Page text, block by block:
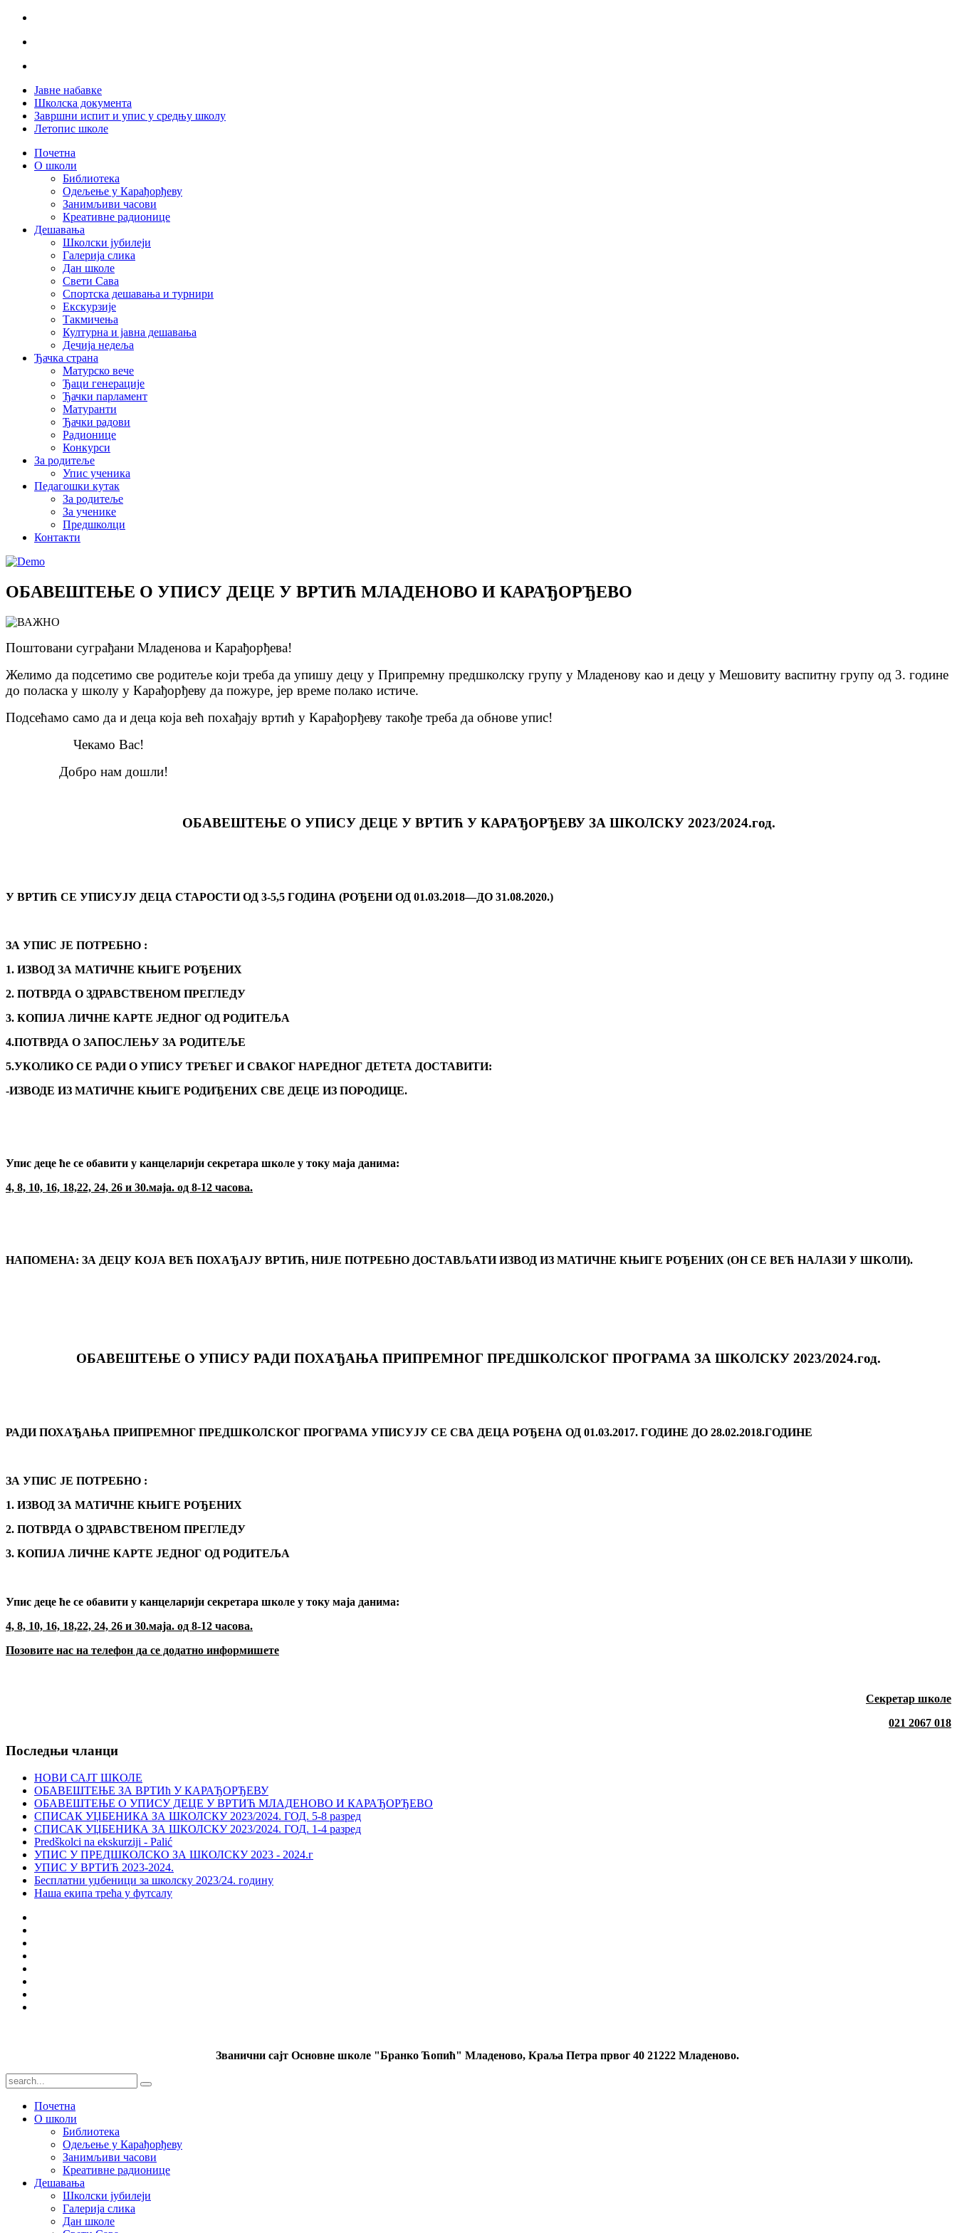
Јавне набавке
Школска документа
Завршни испит и упис у средњу школу
Летопис школе
Почетна
О школи
Библиотека
Одељење у Карађорђеву
Занимљиви часови
Креативне радионице
Дешавања
Школски јубилеји
Галерија слика
Дан школе
Свети Сава
Спортска дешавања и турнири
Екскурзије
Такмичења
Културна и јавна дешавања
Дечија недеља
Ђачка страна
Матурско вече
Ђаци генерације
Ђачки парламент
Матуранти
Ђачки радови
Радионице
Конкурси
За родитеље
Упис ученика
Педагошки кутак
За родитеље
За ученике
Предшколци
Контакти
ОБАВЕШТЕЊЕ О УПИСУ ДЕЦЕ У ВРТИЋ МЛАДЕНОВО И КАРАЂОРЂЕВО
Поштовани суграђани Младенова и Карађорђева!
Желимо да подсетимо све родитеље који треба да упишу децу у Припремну предшколску групу у Младенову као и децу у Мешовиту васпитну групу од 3. године
до поласка у школу у Карађорђеву да пожуре, јер време полако истиче.
Подсећамо само да и деца која већ похађају вртић у Карађорђеву такође треба да обнове упис!
Чекамо Вас!
Добро нам дошли!
ОБАВЕШТЕЊЕ О УПИСУ ДЕЦЕ У ВРТИЋ У КАРАЂОРЂЕВУ ЗА ШКОЛСКУ 2023/2024.год.
У ВРТИЋ СЕ УПИСУЈУ ДЕЦА СТАРОСТИ ОД 3-5,5 ГОДИНА (РОЂЕНИ ОД 01.03.2018—ДО 31.08.2020.)
ЗА УПИС ЈЕ ПОТРЕБНО :
1. ИЗВОД ЗА МАТИЧНЕ КЊИГЕ РОЂЕНИХ
2. ПОТВРДА О ЗДРАВСТВЕНОМ ПРЕГЛЕДУ
3. КОПИЈА ЛИЧНЕ КАРТЕ ЈЕДНОГ ОД РОДИТЕЉА
4.ПОТВРДА О ЗАПОСЛЕЊУ ЗА РОДИТЕЉЕ
5.УКОЛИКО СЕ РАДИ О УПИСУ ТРЕЋЕГ И СВАКОГ НАРЕДНОГ ДЕТЕТА ДОСТАВИТИ:
-ИЗВОДЕ ИЗ МАТИЧНЕ КЊИГЕ РОДИЂЕНИХ СВЕ ДЕЦЕ ИЗ ПОРОДИЦЕ.
Упис деце ће се обавити у канцеларији секретара школе у току маја данима:
4, 8, 10, 16, 18,22, 24, 26 и 30.маја. од 8-12 часова.
НАПОМЕНА: ЗА ДЕЦУ КОЈА ВЕЋ ПОХАЂАЈУ ВРТИЋ, НИЈЕ ПОТРЕБНО ДОСТАВЉАТИ ИЗВОД ИЗ МАТИЧНЕ КЊИГЕ РОЂЕНИХ (ОН СЕ ВЕЋ НАЛАЗИ У ШКОЛИ).
ОБАВЕШТЕЊЕ О УПИСУ РАДИ ПОХАЂАЊА ПРИПРЕМНОГ ПРЕДШКОЛСКОГ ПРОГРАМА ЗА ШКОЛСКУ 2023/2024.год.
РАДИ ПОХАЂАЊА ПРИПРЕМНОГ ПРЕДШКОЛСКОГ ПРОГРАМА УПИСУЈУ СЕ СВА ДЕЦА РОЂЕНА ОД 01.03.2017. ГОДИНЕ ДО 28.02.2018.ГОДИНЕ
ЗА УПИС ЈЕ ПОТРЕБНО :
1. ИЗВОД ЗА МАТИЧНЕ КЊИГЕ РОЂЕНИХ
2. ПОТВРДА О ЗДРАВСТВЕНОМ ПРЕГЛЕДУ
3. КОПИЈА ЛИЧНЕ КАРТЕ ЈЕДНОГ ОД РОДИТЕЉА
Упис деце ће се обавити у канцеларији секретара школе у току маја данима:
4, 8, 10, 16, 18,22, 24, 26 и 30.маја. од 8-12 часова.
Позовите нас на телефон да се додатно информишете
Секретар школе
021 2067 018
Последњи чланци
НОВИ САЈТ ШКОЛЕ
ОБАВЕШТЕЊЕ ЗА ВРТИћ У КАРАЂОРЂЕВУ
ОБАВЕШТЕЊЕ О УПИСУ ДЕЦЕ У ВРТИЋ МЛАДЕНОВО И КАРАЂОРЂЕВО
СПИСАК УЏБЕНИКА ЗА ШКОЛСКУ 2023/2024. ГОД. 5-8 разред
СПИСАК УЏБЕНИКА ЗА ШКОЛСКУ 2023/2024. ГОД. 1-4 разред
Predškolci na ekskurziji - Palić
УПИС У ПРЕДШКОЛСКО ЗА ШКОЛСКУ 2023 - 2024.г
УПИС У ВРТИЋ 2023-2024.
Бесплатни уџбеници за школску 2023/24. годину
Наша екипа трећа у футсалу
Званични сајт Основне школе "Бранко Ћопић" Младеново, Краља Петра првог 40 21222 Младеново.
Почетна
О школи
Библиотека
Одељење у Карађорђеву
Занимљиви часови
Креативне радионице
Дешавања
Школски јубилеји
Галерија слика
Дан школе